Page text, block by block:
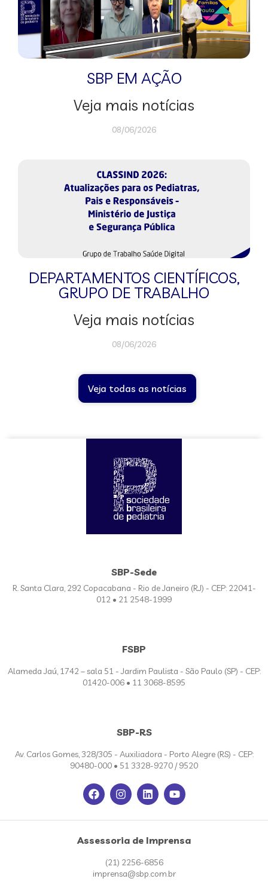
SBP EM AÇÃO
Veja mais notícias
08/06/2026
DEPARTAMENTOS CIENTÍFICOS,
GRUPO DE TRABALHO
Veja mais notícias
08/06/2026
Veja todas as notícias
SBP-Sede
R. Santa Clara, 292 Copacabana - Rio de Janeiro (RJ) - CEP: 22041-
012 • 21 2548-1999
FSBP
Alameda Jaú, 1742 – sala 51 - Jardim Paulista - São Paulo (SP) - CEP:
01420-006 • 11 3068-8595
SBP-RS
Av. Carlos Gomes, 328/305 - Auxiliadora - Porto Alegre (RS) - CEP:
90480-000 • 51 3328-9270 / 9520
Assessoria de Imprensa
(21) 2256-6856
imprensa@sbp.com.br